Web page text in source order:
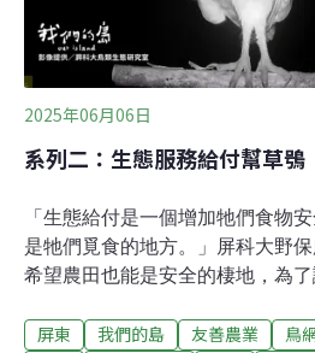
2025年06月06日
系列二：生態服務給付幫草鴞
「生態給付是一個增加牠們食物
是牠們覓食的地方。」屏科大野保
希望農田也能是安全的棲地，為
草鴞的安全與田間豐富的生態，
屏東 我們的島 友善農業 鳥